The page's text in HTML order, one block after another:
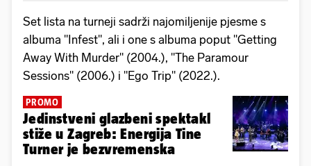
Set lista na turneji sadrži najomiljenije pjesme s
albuma "Infest", ali i one s albuma poput "Getting
Away With Murder" (2004.), "The Paramour
Sessions" (2006.) i "Ego Trip" (2022.).
PROMO
Jedinstveni glazbeni spektakl
stiže u Zagreb: Energija Tine
Turner je bezvremenska